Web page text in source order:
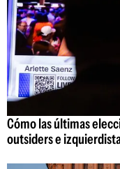
Cómo las últimas
outsiders e